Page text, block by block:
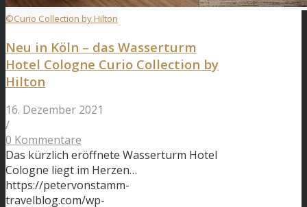
©Curio Collection by Hilton
Neu in Köln – das Wasserturm
Hotel Cologne Curio Collection by
Hilton
16. Dezember 2021
/
0 Kommentare
Das kürzlich eröffnete Wasserturm Hotel
Cologne liegt im Herzen…
https://petervonstamm-
travelblog.com/wp-